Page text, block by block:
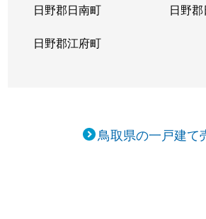
日野郡日南町 日野
日野郡江府町
鳥取県の一戸建て